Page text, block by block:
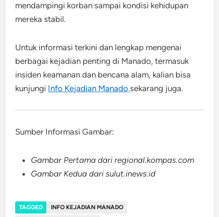
mendampingi korban sampai kondisi kehidupan
mereka stabil.
Untuk informasi terkini dan lengkap mengenai
berbagai kejadian penting di Manado, termasuk
insiden keamanan dan bencana alam, kalian bisa
kunjungi Info Kejadian Manado sekarang juga.
Sumber Informasi Gambar:
Gambar Pertama dari regional.kompas.com
Gambar Kedua dari sulut.inews.id
TAGGED
INFO KEJADIAN MANADO